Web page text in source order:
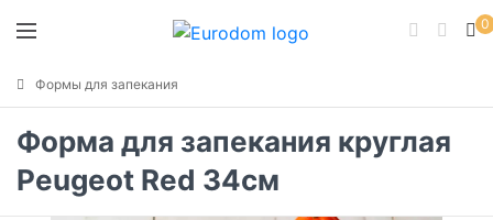
0
Формы для запекания
Форма для запекания круглая
Peugeot Red 34см